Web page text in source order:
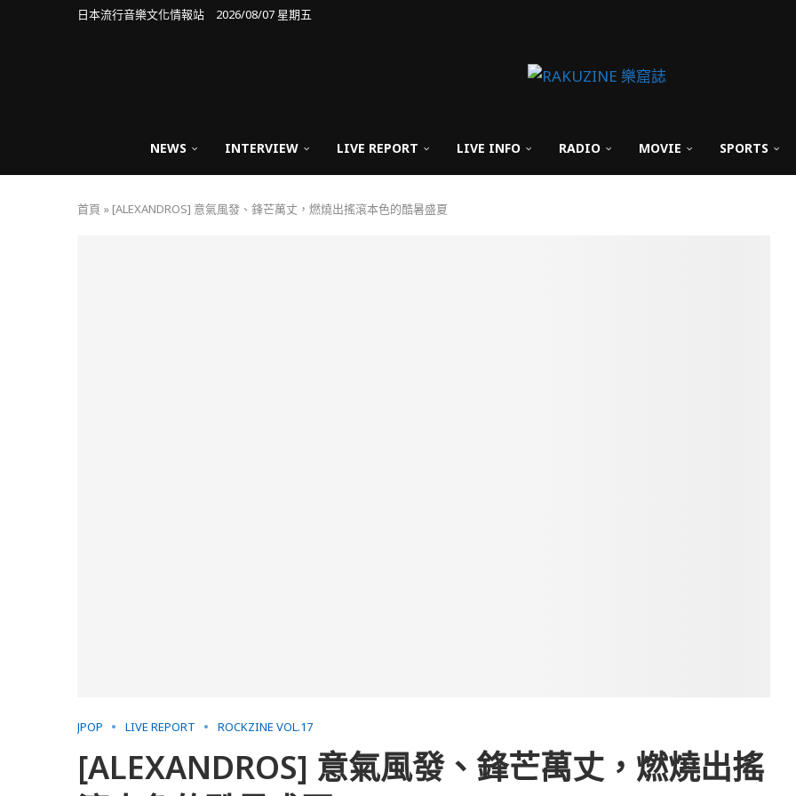
日本流行音樂文化情報站 2026/08/07 星期五
NEWS INTERVIEW LIVE REPORT LIVE INFO RADIO MOVIE SPORTS
首頁 » [ALEXANDROS] 意氣風發、鋒芒萬丈，燃燒出搖滾本色的酷暑盛夏
JPOP LIVE REPORT ROCKZINE VOL.17
[ALEXANDROS] 意氣風發、鋒芒萬丈，燃燒出搖